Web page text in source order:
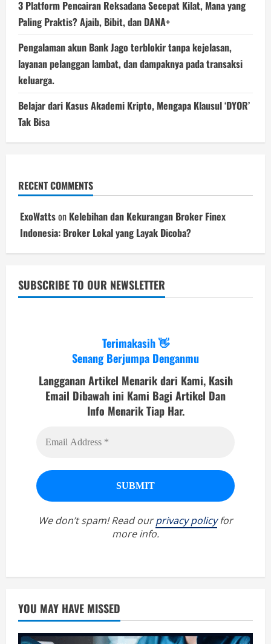
3 Platform Pencairan Reksadana Secepat Kilat, Mana yang
Paling Praktis? Ajaib, Bibit, dan DANA+
Pengalaman akun Bank Jago terblokir tanpa kejelasan,
layanan pelanggan lambat, dan dampaknya pada transaksi
keluarga.
Belajar dari Kasus Akademi Kripto, Mengapa Klausul ‘DYOR’
Tak Bisa
RECENT COMMENTS
ExoWattson Kelebihan dan Kekurangan Broker Finex
Indonesia: Broker Lokal yang Layak Dicoba?
SUBSCRIBE TO OUR NEWSLETTER
Terimakasih 👋
Senang Berjumpa Denganmu
Langganan Artikel Menarik dari Kami, Kasih
Email Dibawah ini Kami Bagi Artikel Dan
Info Menarik Tiap Har.
We don’t spam! Read ourprivacy policyfor
more info.
YOU MAY HAVE MISSED